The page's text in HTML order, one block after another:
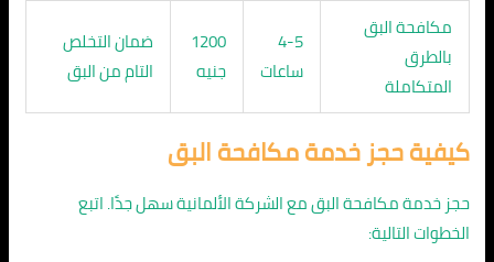
مكافحة البق
بالطرق
المتكاملة
4-5
ساعات
1200
جنيه
ضمان التخلص
التام من البق
كيفية حجز خدمة مكافحة البق
حجز خدمة مكافحة البق مع الشركة الألمانية سهل جدًا. اتبع
الخطوات التالية: